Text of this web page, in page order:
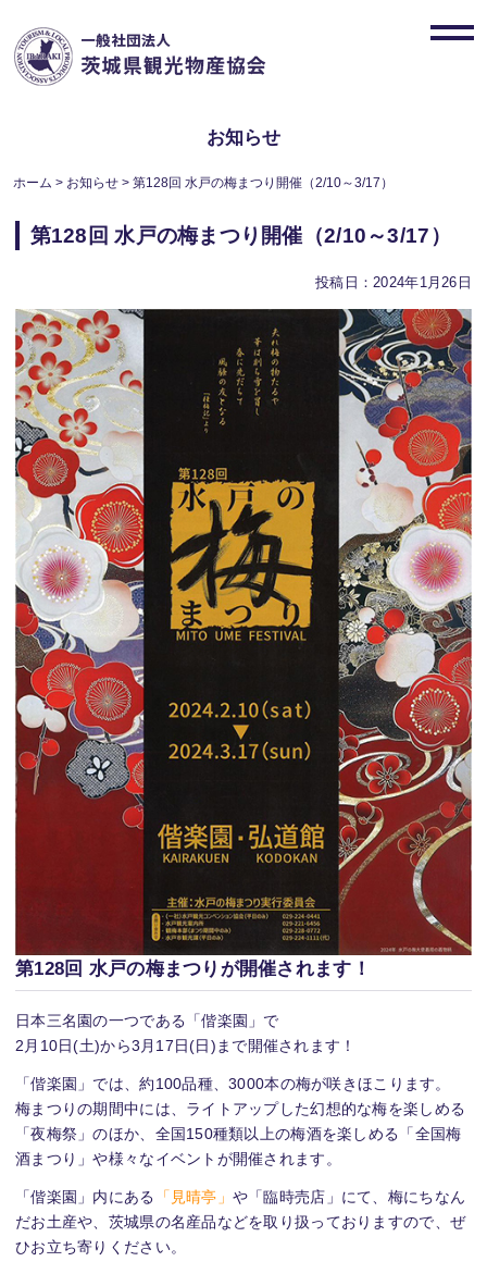
content
お知らせ
ホーム > お知らせ >第128回 水戸の梅まつり開催（2/10～3/17）
第128回 水戸の梅まつり開催（2/10～3/17）
投稿日：2024年1月26日
第128回 水戸の梅まつりが開催されます！
日本三名園の一つである「偕楽園」で
2月10日(土)から3月17日(日)まで開催されます！
「偕楽園」では、約100品種、3000本の梅が咲きほこります。
梅まつりの期間中には、ライトアップした幻想的な梅を楽しめる
「夜梅祭」のほか、全国150種類以上の梅酒を楽しめる「全国梅
酒まつり」や様々なイベントが開催されます。
「偕楽園」内にある 「見晴亭」 や「臨時売店」にて、梅にちなん
だお土産や、茨城県の名産品などを取り扱っておりますので、ぜ
ひお立ち寄りください。